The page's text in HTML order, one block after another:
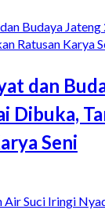
dan
Dibuka,
Seni